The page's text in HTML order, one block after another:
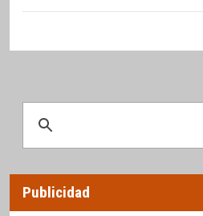
Publicidad